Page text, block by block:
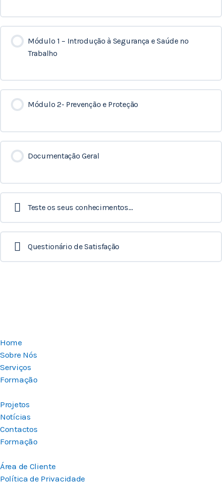
Módulo 1 – Introdução à Segurança e Saúde no
Trabalho
Módulo 2- Prevenção e Proteção
Documentação Geral
Teste os seus conhecimentos…
Questionário de Satisfação
Home
Sobre Nós
Serviços
Formação
Projetos
Notícias
Contactos
Formação
Área de Cliente
Política de Privacidade